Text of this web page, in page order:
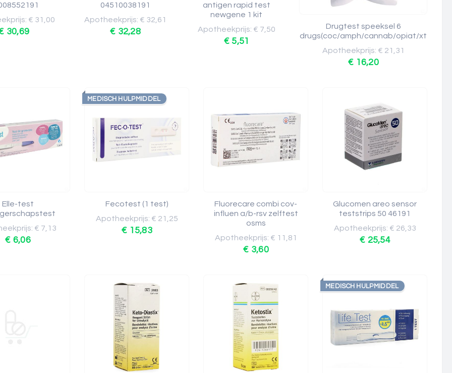
€ 31,00
30,69
04510038191
Apotheekprijs: € 32,61
€ 32,28
antigen rapid test
newgene 1 kit
Apotheekprijs: € 7,50
€ 5,51
Drugtest speeksel 6
drugs(coc/amph/cannab/opiat/xt
Apotheekprijs: € 21,31
€ 16,20
Elle-test
€ 7,13
€ 6,06
MEDISCH HULPMIDDEL
Fecotest (1 test)
Apotheekprijs: € 21,25
€ 15,83
Fluorecare combi cov-
influen a/b-rsv zelftest
osms
Apotheekprijs: € 11,81
€ 3,60
Glucomen areo sensor
teststrips 50 46191
Apotheekprijs: € 26,33
€ 25,54
MEDISCH HULPMIDDEL